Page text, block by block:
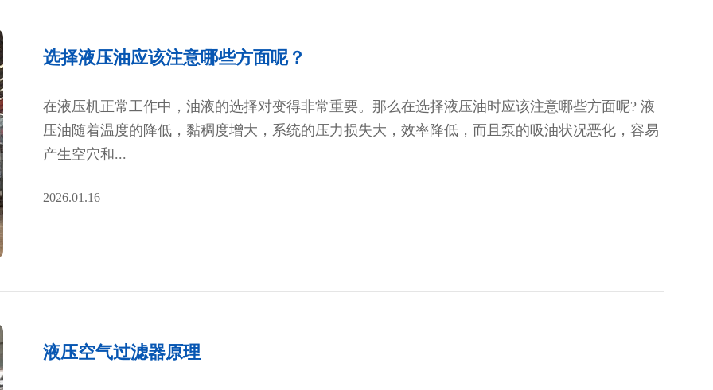
选择液压油应该注意哪些方面呢？
在液压机正常工作中，油液的选择对变得非常重要。那么在选择液压油时应该注意哪些方面呢? 液
压油随着温度的降低，黏稠度增大，系统的压力损失大，效率降低，而且泵的吸油状况恶化，容易
产生空穴和...
2026.01.16
液压空气过滤器原理